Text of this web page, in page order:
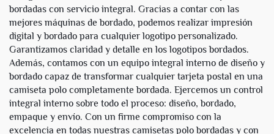
bordadas con servicio integral. Gracias a contar con las
mejores máquinas de bordado, podemos realizar impresión
digital y bordado para cualquier logotipo personalizado.
Garantizamos claridad y detalle en los logotipos bordados.
Además, contamos con un equipo integral interno de diseño y
bordado capaz de transformar cualquier tarjeta postal en una
camiseta polo completamente bordada. Ejercemos un control
integral interno sobre todo el proceso: diseño, bordado,
empaque y envío. Con un firme compromiso con la
excelencia en todas nuestras camisetas polo bordadas y con